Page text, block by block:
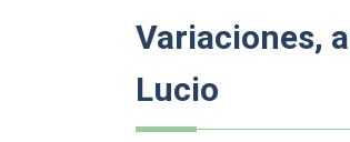
Variaciones,
Lucio